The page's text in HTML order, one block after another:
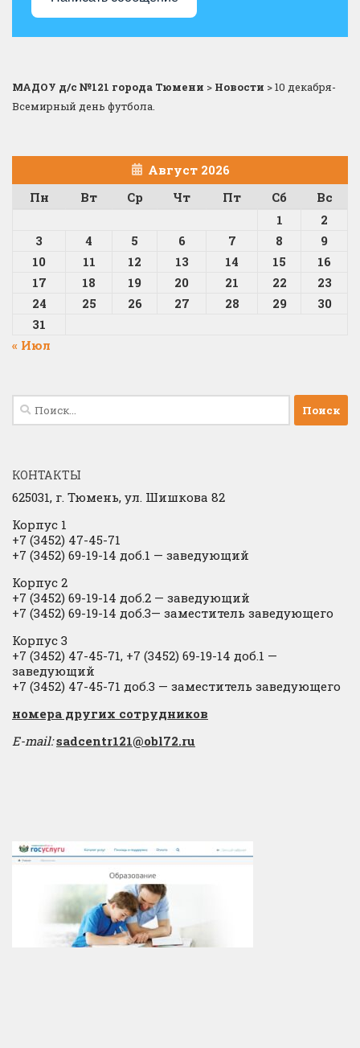
МАДОУ д/с №121 города Тюмени > Новости >10 декабря-
Всемирный день футбола.
Август 2026
Пн
Вт Ср Чт Пт Сб
Вс
1
2
3
4 5 6 7 8
9
10
11 12 13 14 15
16
17
18 19 20 21 22
23
24
25 26 27 28 29
30
31
« Июл
Найти:
КОНТАКТЫ
625031, г. Тюмень, ул. Шишкова 82
Корпус 1
+7 (3452) 47-45-71
+7 (3452) 69-19-14 доб.1 — заведующий
Корпус 2
+7 (3452) 69-19-14 доб.2 — заведующий
+7 (3452) 69-19-14 доб.3— заместитель заведующего
Корпус 3
+7 (3452) 47-45-71, +7 (3452) 69-19-14 доб.1 —
заведующий
+7 (3452) 47-45-71 доб.3 — заместитель заведующего
​номера других сотрудников
E-mail: sadcentr121@obl72.ru